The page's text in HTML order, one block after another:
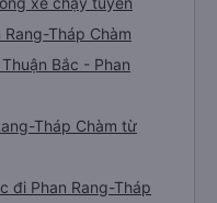
Tháp Chàm
Bắc - Phan
Tháp Chàm từ
đi Phan Rang-Tháp